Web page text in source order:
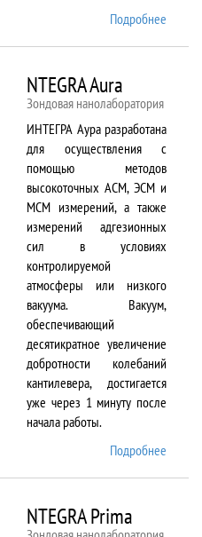
Подробнее
NTEGRA Aura
Зондовая нанолаборатория
ИНТЕГРА Аура разработана
для осуществления с
помощью методов
высокоточных АСМ, ЭСМ и
МСМ измерений, а также
измерений адгезионных
сил в условиях
контролируемой
атмосферы или низкого
вакуума. Вакуум,
обеспечивающий
десятикратное увеличение
добротности колебаний
кантилевера, достигается
уже через 1 минуту после
начала работы.
Подробнее
NTEGRA Prima